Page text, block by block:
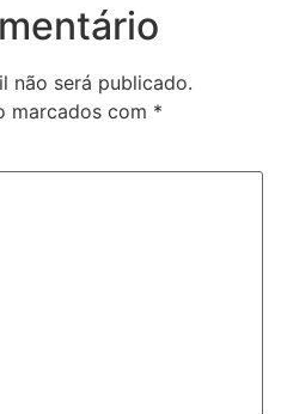
não será publicado.
marcados com *